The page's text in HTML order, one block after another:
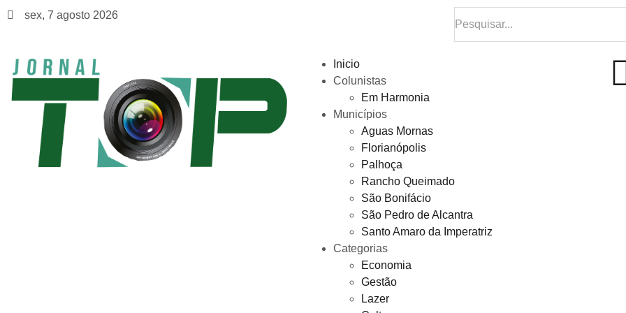
sex, 7 agosto 2026
Inicio
Colunistas
Em Harmonia
Municípios
Aguas Mornas
Florianópolis
Palhoça
Rancho Queimado
São Bonifácio
São Pedro de Alcantra
Santo Amaro da Imperatriz
Categorias
Economia
Gestão
Lazer